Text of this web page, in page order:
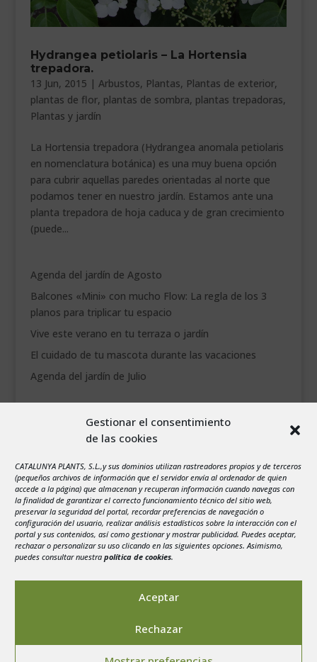
Gestionar el consentimiento
de las cookies
CATALUNYA PLANTS, S.L.,y sus dominios utilizan rastreadores propios y de terceros
(pequeños archivos de información que el servidor envía al ordenador de quien
accede a la página) que almacenan y recuperan información cuando navegas con
la finalidad de garantizar el correcto funcionamiento técnico del sitio web,
preservar la seguridad del portal, recordar preferencias de navegación o
configuración del usuario, realizar análisis estadísticos sobre la interacción con el
portal y sus contenidos, así como gestionar y mostrar publicidad. Puedes aceptar,
rechazar o personalizar su uso clicando en las siguientes opciones. Asimismo,
puedes consultar nuestra política de cookies.
Aceptar
Rechazar
BLOG
VEURE EN CATALÀ
Hydrangea petiolaris – La Hortensia
trepadora.
13 Jun, 2015 | Arbustos, Plantas, Plantas de exterior,
plantas de flor, plantas de sombra, plantas trepadoras,
Plantas y jardín
La Hortensia trepadora (Hydrangea anomala petiolaris
en nomenclatura botánica) es una muy buena opción
para cubrir aquellas paredes orientadas al norte que
podamos tener en nuestro jardín. Estamos ante una
planta trepadora de hoja caduca y de gran crecimiento
(puede...
Agenda del jardín de Agosto
Balcones «Mini» con mucho Flow: La regla de los 3
planos para triplicar tu espacio
Vive este verano en tu terraza o jardín
El cuidado de tu mascota durante las vacaciones
Agenda del jardín de Julio
X J V S
3
4 5 6 7 8
9
10
11 12 13 14 15
16
17
18 19 20 21 22
23
24
25 26 27 28 29
30
31